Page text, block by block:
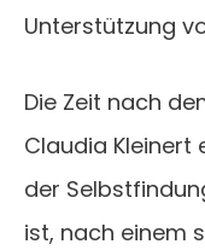
Unterstützung
Die Zeit nach
Claudia Kleinert
der
ist, nach einem